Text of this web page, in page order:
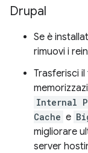
Drupal
Se è
rimuovi i
Trasferisci
Internal
Cache e
migliorare
server